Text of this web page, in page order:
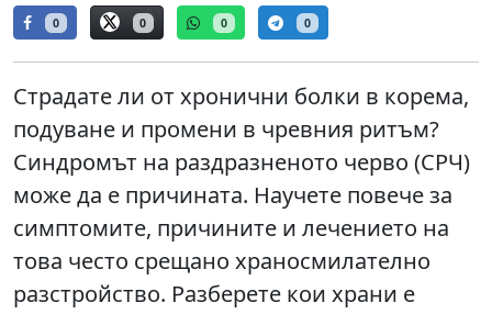
0 0 0 0
Страдате ли от хронични болки в корема,
подуване и промени в чревния ритъм?
Синдромът на раздразненото черво (СРЧ)
може да е причината. Научете повече за
симптомите, причините и лечението на
това често срещано храносмилателно
разстройство. Разберете кои храни е